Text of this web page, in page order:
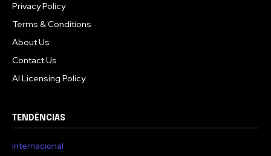
Privacy Policy
Terms & Conditions
About Us
Contact Us
AI Licensing Policy
TENDÊNCIAS
Internacional